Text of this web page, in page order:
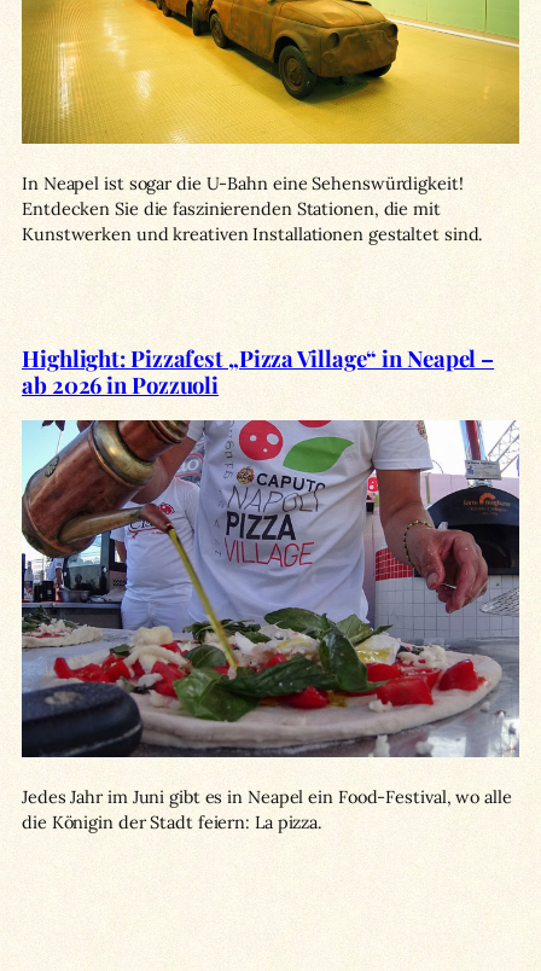
In Neapel ist sogar die U-Bahn eine Sehenswürdigkeit!
Entdecken Sie die faszinierenden Stationen, die mit
Kunstwerken und kreativen Installationen gestaltet sind.
Highlight: Pizzafest „Pizza Village“ in Neapel –
ab 2026 in Pozzuoli
Jedes Jahr im Juni gibt es in Neapel ein Food-Festival, wo alle
die Königin der Stadt feiern: La pizza.